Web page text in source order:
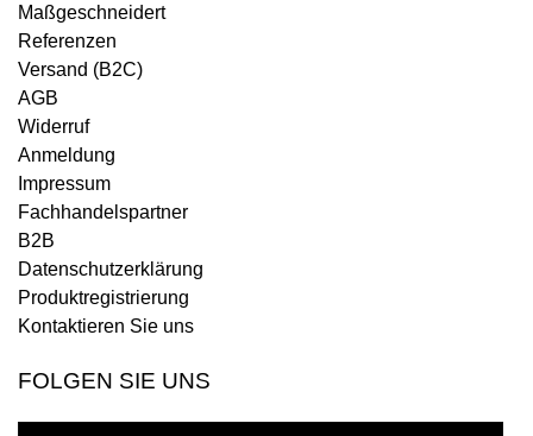
Maßgeschneidert
Referenzen
Versand (B2C)
AGB
Widerruf
Anmeldung
Impressum
Fachhandelspartner
B2B
Datenschutzerklärung
Produktregistrierung
Kontaktieren Sie uns
FOLGEN SIE UNS